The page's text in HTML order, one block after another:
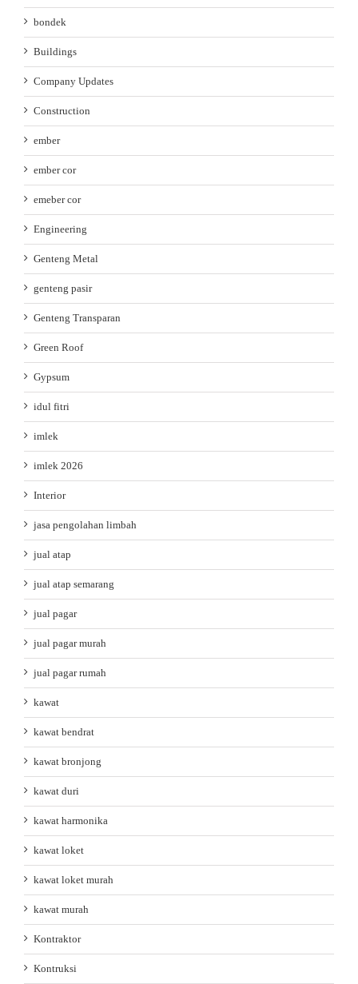
bondek
Buildings
Company Updates
Construction
ember
ember cor
emeber cor
Engineering
Genteng Metal
genteng pasir
Genteng Transparan
Green Roof
Gypsum
idul fitri
imlek
imlek 2026
Interior
jasa pengolahan limbah
jual atap
jual atap semarang
jual pagar
jual pagar murah
jual pagar rumah
kawat
kawat bendrat
kawat bronjong
kawat duri
kawat harmonika
kawat loket
kawat loket murah
kawat murah
Kontraktor
Kontruksi